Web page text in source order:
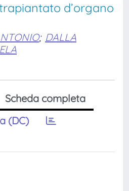
d’organo
; DALLA
Scheda completa
(DC)